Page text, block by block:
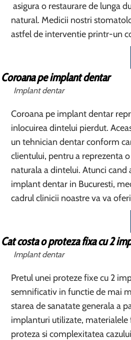
asigura o restaurare de lunga
natural. Medicii nostri
astfel de interventie printr-un
Coroana pe implant dentar
Implant dentar
Coroana pe implant dentar
inlocuirea dintelui pierdut.
un tehnician dentar conform
clientului, pentru a reprezenta
naturala a dintelui. Atunci cand
implant dentar in Bucuresti,
cadrul clinicii noastre va va
Cat costa o proteza fixa cu 2
Implant dentar
Pretul unei proteze fixe cu 2
semnificativ in functie de mai
starea de sanatate generala a
implanturi utilizate,
proteza si complexitatea